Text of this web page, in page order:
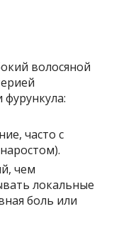
волосяной
часто с
чем
локальные
боль или